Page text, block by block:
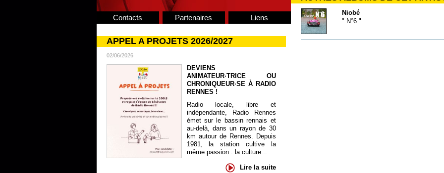
Contacts Partenaires Liens
APPEL A PROJETS 2026/2027
02/06/2026
DEVIENS
ANIMATEUR·TRICE OU
CHRONIQUEUR·SE À RADIO
RENNES !
Radio locale, libre et
indépendante, Radio Rennes
émet sur le bassin rennais et
au-delà, dans un rayon de 30
km autour de Rennes. Depuis
1981, la station cultive la
même passion : la culture...
Lire la suite
Niobé
" N°6 "